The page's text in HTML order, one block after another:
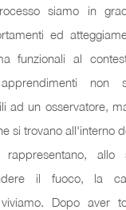
siamo in
ed
funzionali al
non
ad un osservatore,
si trovano all'interno
rappresentano,
il fuoco, la
Dopo aver